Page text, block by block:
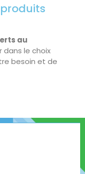
au
dans le choix
besoin et de